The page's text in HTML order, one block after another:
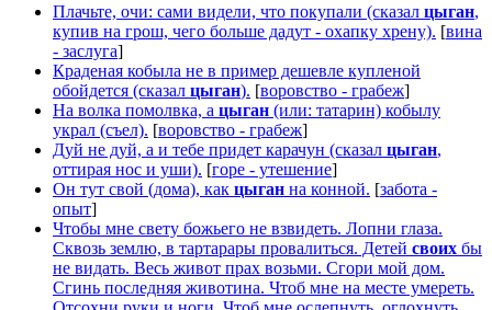
Плачьте, очи: сами видели, что покупали (сказал цыган,
купив на грош, чего больше дадут - охапку хрену). [вина
- заслуга]
Краденая кобыла не в пример дешевле купленой
обойдется (сказал цыган). [воровство - грабеж]
На волка помолвка, а цыган (или: татарин) кобылу
украл (съел). [воровство - грабеж]
Дуй не дуй, а и тебе придет карачун (сказал цыган,
оттирая нос и уши). [горе - утешение]
Он тут свой (дома), как цыган на конной. [забота -
опыт]
Чтобы мне свету божьего не взвидеть. Лопни глаза.
Сквозь землю, в тартарары провалиться. Детей своих бы
не видать. Весь живот прах возьми. Сгори мой дом.
Сгинь последняя животина. Чтоб мне на месте умереть.